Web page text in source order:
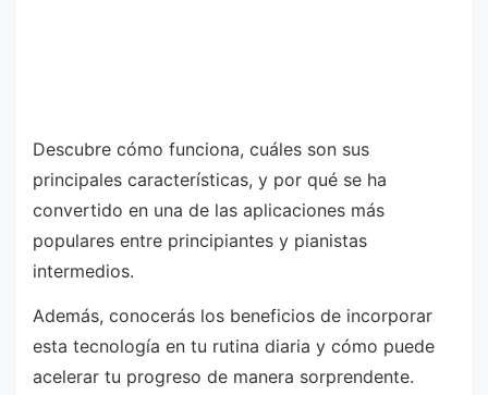
Descubre cómo funciona, cuáles son sus
principales características, y por qué se ha
convertido en una de las aplicaciones más
populares entre principiantes y pianistas
intermedios.
Además, conocerás los beneficios de incorporar
esta tecnología en tu rutina diaria y cómo puede
acelerar tu progreso de manera sorprendente.